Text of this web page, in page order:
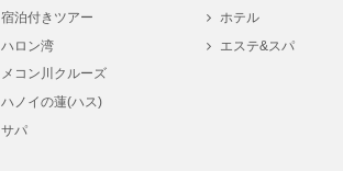
宿泊付きツアー
ハロン湾
メコン川クルーズ
ハノイの蓮(ハス)
サパ
ホテル
エステ&スパ